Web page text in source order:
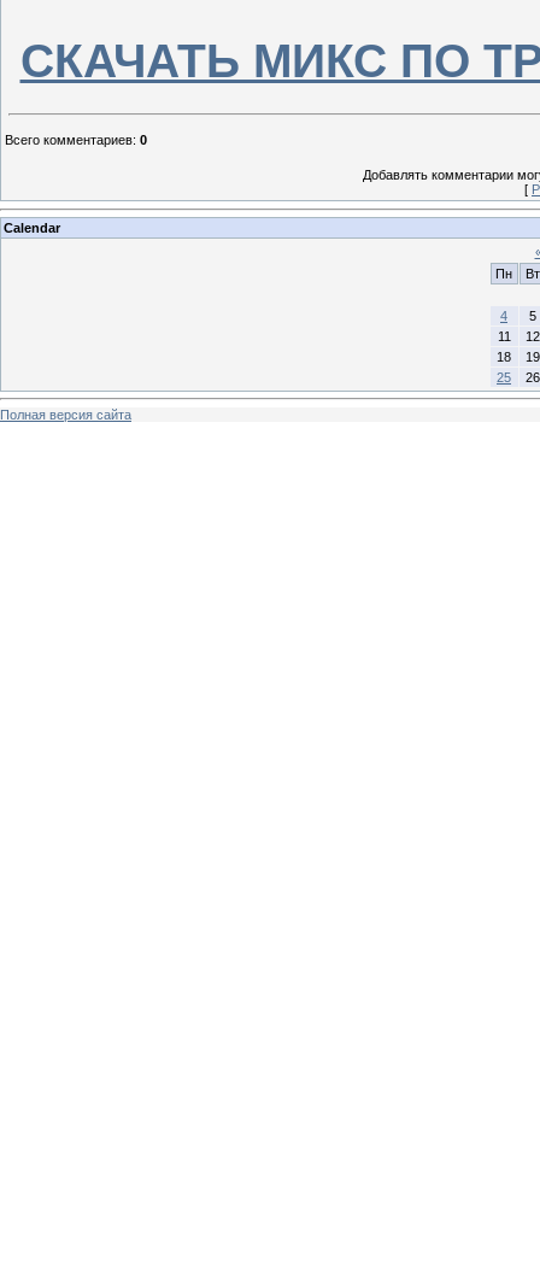
СКАЧАТЬ МИКС ПО
Всего комментариев: 0
Добавлять комментарии
[
Calendar
Пн
Вт
4
5
11
12
18
19
25
26
Полная версия сайта